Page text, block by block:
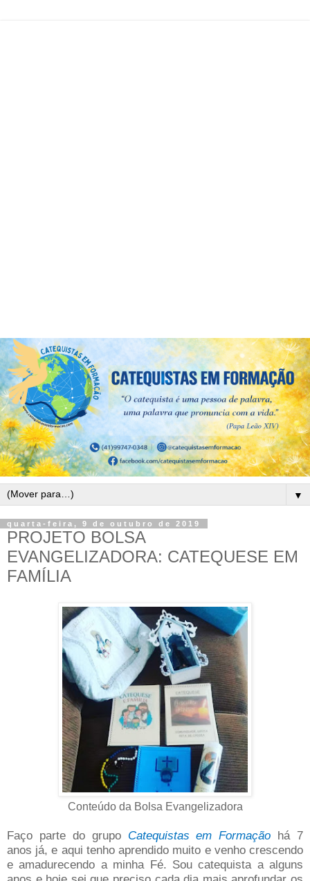
▼
quarta-feira, 9 de outubro de 2019
PROJETO BOLSA
EVANGELIZADORA: CATEQUESE EM
FAMÍLIA
Conteúdo da Bolsa Evangelizadora
Faço parte do grupo Catequistas em Formação há 7
anos já, e aqui tenho aprendido muito e venho crescendo
e amadurecendo a minha Fé. Sou catequista a alguns